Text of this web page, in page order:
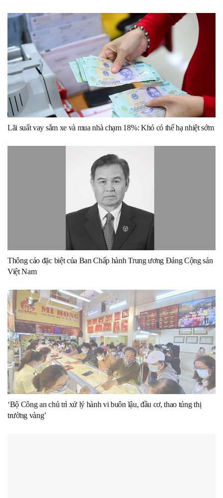
Lãi suất vay sắm xe và mua nhà chạm 18%: Khó có thể hạ nhiệt sớm
Thông cáo đặc biệt của Ban Chấp hành Trung ương Đảng Cộng sản
Việt Nam
‘Bộ Công an chủ trì xử lý hành vi buôn lậu, đầu cơ, thao túng thị
trường vàng’